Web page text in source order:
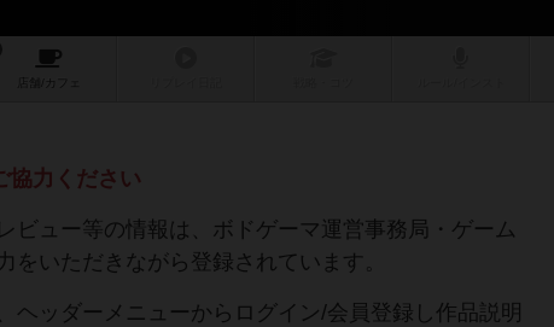
店舗/ カフェ
協力ください
ビュー等の情報は、ボドゲーマ運営事務局・ゲーム
をいただきながら登録されています。
ヘッダーメニューからログイン/会員登録し作品説明